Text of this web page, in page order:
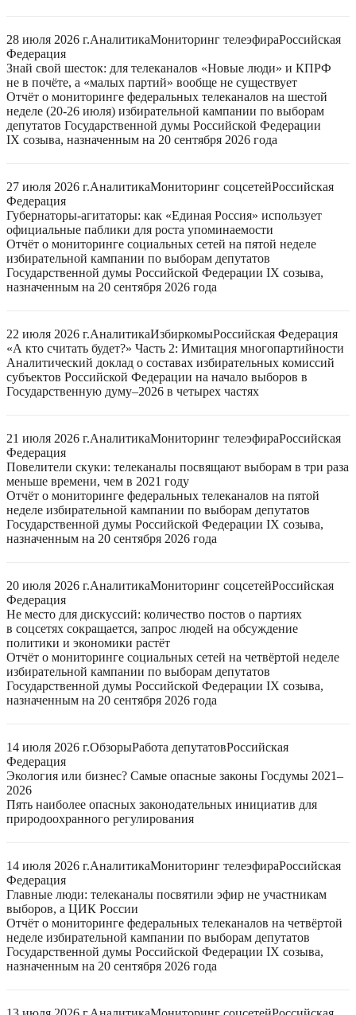
28 июля 2026 г.АналитикаМониторинг телеэфираРоссийская
Федерация
Знай свой шесток: для телеканалов «Новые люди» и КПРФ
не в почёте, а «малых партий» вообще не существует
Отчёт о мониторинге федеральных телеканалов на шестой
неделе (20-26 июля) избирательной кампании по выборам
депутатов Государственной думы Российской Федерации
IX созыва, назначенным на 20 сентября 2026 года
27 июля 2026 г.АналитикаМониторинг соцсетейРоссийская
Федерация
Губернаторы-агитаторы: как «Единая Россия» использует
официальные паблики для роста упоминаемости
Отчёт о мониторинге социальных сетей на пятой неделе
избирательной кампании по выборам депутатов
Государственной думы Российской Федерации IX созыва,
назначенным на 20 сентября 2026 года
22 июля 2026 г.АналитикаИзбиркомыРоссийская Федерация
«А кто считать будет?» Часть 2: Имитация многопартийности
Аналитический доклад о составах избирательных комиссий
субъектов Российской Федерации на начало выборов в
Государственную думу–2026 в четырех частях
21 июля 2026 г.АналитикаМониторинг телеэфираРоссийская
Федерация
Повелители скуки: телеканалы посвящают выборам в три раза
меньше времени, чем в 2021 году
Отчёт о мониторинге федеральных телеканалов на пятой
неделе избирательной кампании по выборам депутатов
Государственной думы Российской Федерации IX созыва,
назначенным на 20 сентября 2026 года
20 июля 2026 г.АналитикаМониторинг соцсетейРоссийская
Федерация
Не место для дискуссий: количество постов о партиях
в соцсетях сокращается, запрос людей на обсуждение
политики и экономики растёт
Отчёт о мониторинге социальных сетей на четвёртой неделе
избирательной кампании по выборам депутатов
Государственной думы Российской Федерации IX созыва,
назначенным на 20 сентября 2026 года
14 июля 2026 г.ОбзорыРабота депутатовРоссийская
Федерация
Экология или бизнес? Самые опасные законы Госдумы 2021–
2026
Пять наиболее опасных законодательных инициатив для
природоохранного регулирования
14 июля 2026 г.АналитикаМониторинг телеэфираРоссийская
Федерация
Главные люди: телеканалы посвятили эфир не участникам
выборов, а ЦИК России
Отчёт о мониторинге федеральных телеканалов на четвёртой
неделе избирательной кампании по выборам депутатов
Государственной думы Российской Федерации IX созыва,
назначенным на 20 сентября 2026 года